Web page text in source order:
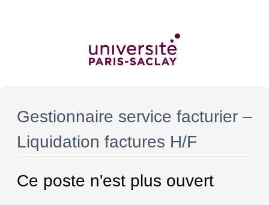
Gestionnaire service facturier –
Liquidation factures H/F
Ce poste n'est plus ouvert